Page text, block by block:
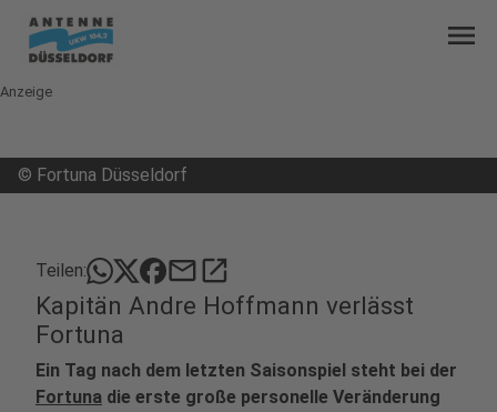
menu
Anzeige
© Fortuna Düsseldorf
Teilen: mailopen_in_new
Kapitän Andre Hoffmann verlässt
Fortuna
Ein Tag nach dem letzten Saisonspiel steht bei der
Fortuna die erste große personelle Veränderung